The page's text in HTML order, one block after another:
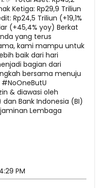
Ketiga: Rp29,9 Triliun
Rp24,5 Triliun (+19,1%
(+45,4% yoy) Berkat
yang terus
kami mampu untuk
baik dari hari
bagian dari
bersama menuju
& diawasi oleh
Bank Indonesia (BI)
Lembaga
PM